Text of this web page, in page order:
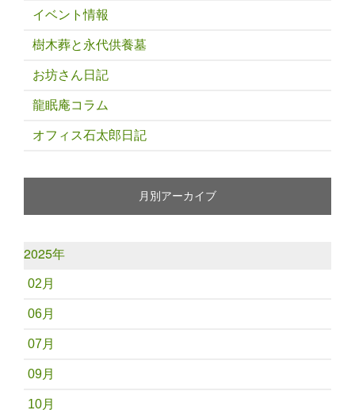
イベント情報
樹木葬と永代供養墓
お坊さん日記
龍眠庵コラム
オフィス石太郎日記
月別アーカイブ
2025年
02月
06月
07月
09月
10月